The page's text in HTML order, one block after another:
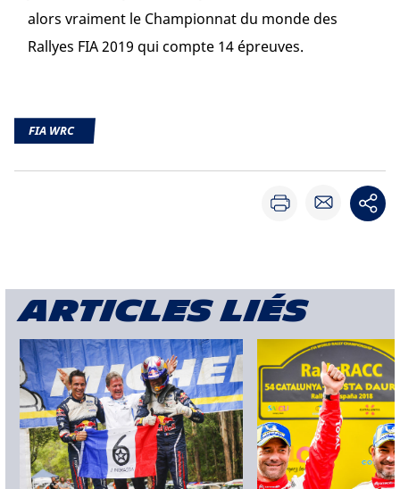
alors vraiment le Championnat du monde des
Rallyes FIA 2019 qui compte 14 épreuves.
FIA WRC
Articles liés